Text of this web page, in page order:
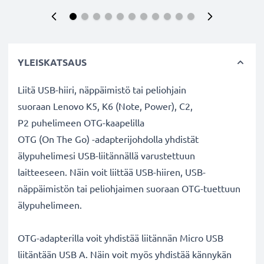
YLEISKATSAUS
Liitä USB-hiiri, näppäimistö tai peliohjain
suoraan Lenovo K5, K6 (Note, Power), C2,
P2 puhelimeen OTG-kaapelilla
OTG (On The Go) -adapterijohdolla yhdistät
älypuhelimesi USB-liitännällä varustettuun
laitteeseen. Näin voit liittää USB-hiiren, USB-
näppäimistön tai peliohjaimen suoraan OTG-tuettuun
älypuhelimeen.
OTG-adapterilla voit yhdistää liitännän Micro USB
liitäntään USB A. Näin voit myös yhdistää kännykän